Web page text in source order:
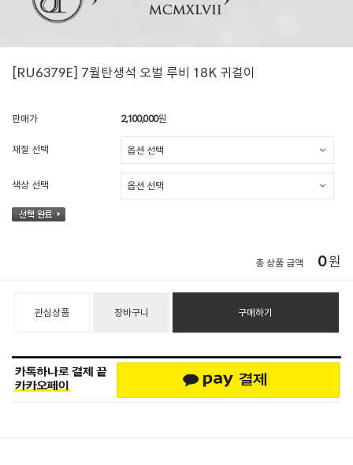
[RU6379E] 7월탄생석 오벌 루비 18K 귀걸이
판매가 2,100,000원
재질 선택
색상 선택
총 상품 금액 0원
관심상품 장바구니 구매하기